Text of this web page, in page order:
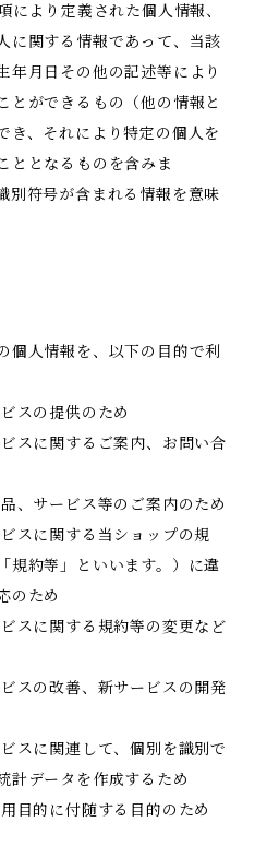
により定義された個人情報、
に関する情報であって、当該
年月日その他の記述等により
とができるもの（他の情報と
き、それにより特定の個人を
ととなるものを含みま
別符号が含まれる情報を意味
個人情報を、以下の目的で利
スの提供のため
スに関するご案内、お問い合
、サービス等のご案内のため
スに関する当ショップの規
規約等」といいます。）に違
のため
スに関する規約等の変更など
スの改善、新サービスの開発
スに関連して、個別を識別で
計データを作成するため
目的に付随する目的のため